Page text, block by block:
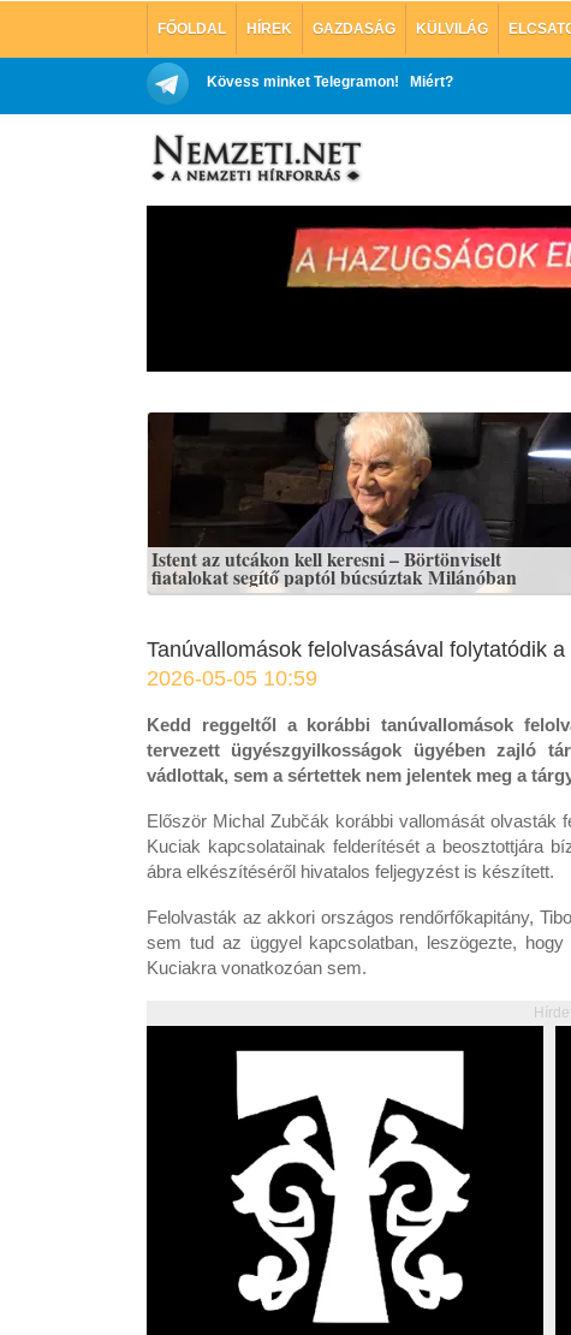
FŐOLDAL HÍREK GAZDASÁG KÜLVILÁG
Kövess minket Telegramon! Miért?
Istent az utcákon kell keresni – Börtönviselt
fiatalokat segítő paptól búcsúztak Milánóban
Tanúvallomások felolvasásával folytatódik
2026-05-05 10:59
Kedd reggeltől a korábbi tanúvallomások
tervezett ügyészgyilkosságok ügyében zajló
vádlottak, sem a sértettek nem jelentek meg a
Először Michal Zubčák korábbi vallomását olvasták
Kuciak kapcsolatainak felderítését a beosztottjára
ábra elkészítéséről hivatalos feljegyzést is készített.
Felolvasták az akkori országos rendőrfőkapitány,
sem tud az üggyel kapcsolatban, leszögezte,
Kuciakra vonatkozóan sem.